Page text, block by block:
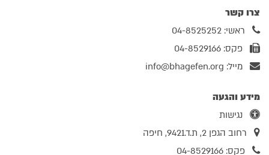
צרו קשר
ראשי: 04-8525252
פקס: 04-8529166
מייל: info@bhagefen.org
מידע והגעה
נגישות
רחוב הגפן 2, ת.ד.9421, חיפה
פקס: 04-8529166